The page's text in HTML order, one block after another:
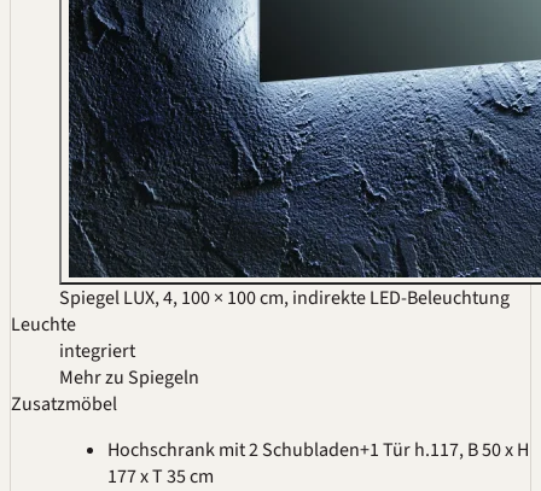
Spiegel LUX, 4, 100 × 100 cm, indirekte LED-Beleuchtung
Leuchte
integriert
Mehr zu Spiegeln
Zusatzmöbel
Hochschrank mit 2 Schubladen+1 Tür h.117, B 50 x H
177 x T 35 cm